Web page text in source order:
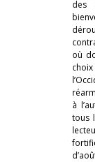
des
où
à
tous